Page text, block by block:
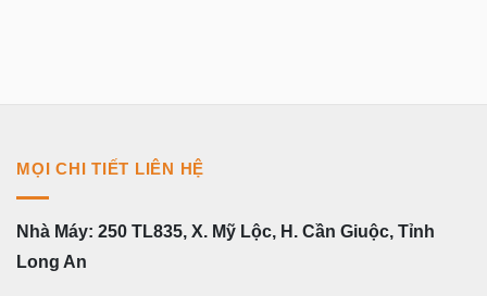
MỌI CHI TIẾT LIÊN HỆ
Nhà Máy: 250 TL835, X. Mỹ Lộc, H. Cần Giuộc, Tỉnh
Long An